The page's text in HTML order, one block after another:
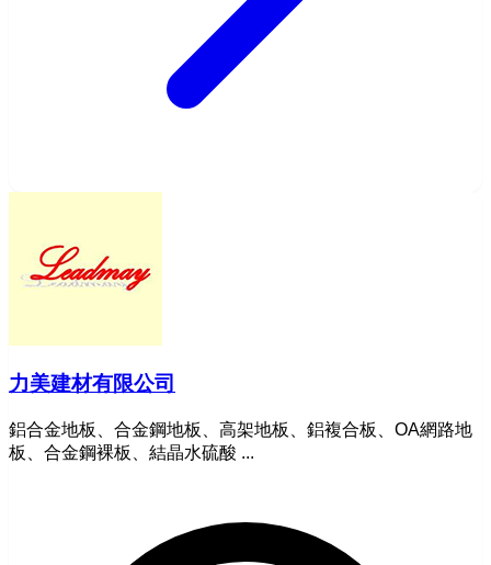
力美建材有限公司
鋁合金地板、合金鋼地板、高架地板、鋁複合板、OA網路地
板、合金鋼裸板、結晶水硫酸 ...